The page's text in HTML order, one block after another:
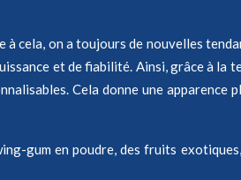
à cela, on a toujours de nouvelles
et de fiabilité. Ainsi, grâce à la
Cela donne une apparence
gum en poudre, des fruits